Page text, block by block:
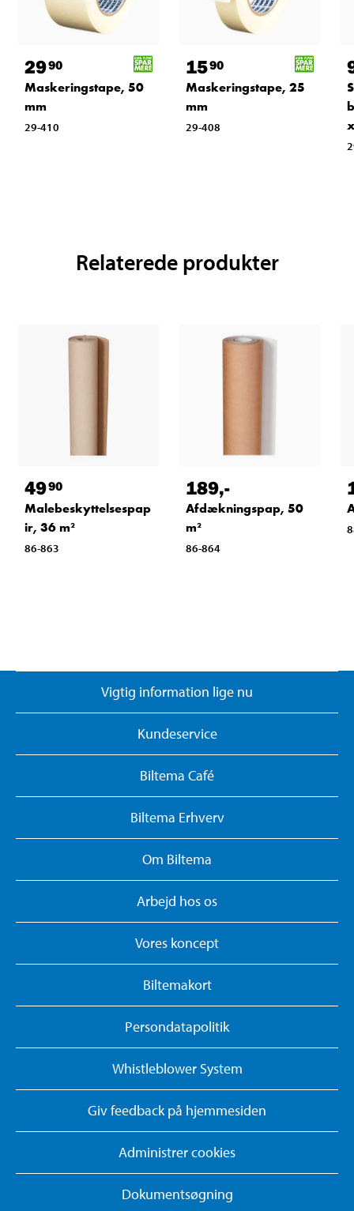
2990
Maskeringstape, 50
mm
29-410
1590
Maskeringstape, 25
mm
29-408
Relaterede produkter
4990
Malebeskyttelsespap
ir, 36 m²
86-863
189,-
Afdækningspap, 50
m²
86-864
Vigtig information lige nu
Kundeservice
Biltema Café
Biltema Erhverv
Om Biltema
Arbejd hos os
Vores koncept
Biltemakort
Persondatapolitik
Whistleblower System
Giv feedback på hjemmesiden
Administrer cookies
Dokumentsøgning